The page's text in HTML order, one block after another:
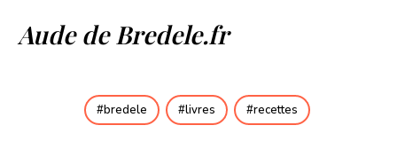
Aude de Bredele.fr
bredele livres recettes